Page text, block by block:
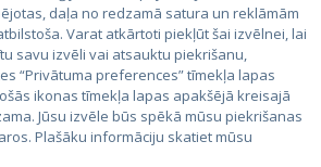
daļa no redzamā satura un reklāmām
Varat atkārtoti piekļūt šai izvēlnei, lai
savu izvēli vai atsauktu piekrišanu,
“Privātuma preferences” tīmekļa lapas
ikonas tīmekļa lapas apakšējā kreisajā
Jūsu izvēle būs spēkā mūsu piekrišanas
Plašāku informāciju skatiet mūsu